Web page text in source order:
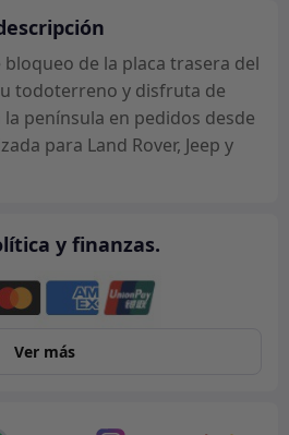
de la placa trasera del
todoterreno y disfruta de
península en pedidos desde
para Land Rover, Jeep y
y finanzas.
Ver más